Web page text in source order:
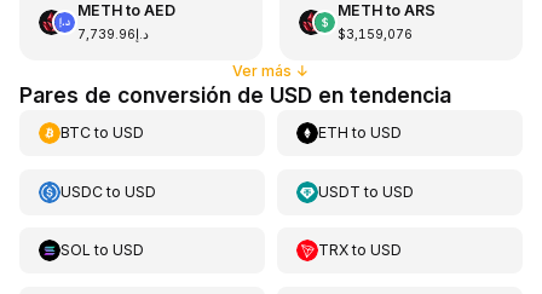
METHto AED
د.إ7,739.96
METHto ARS
$3,159,076
Ver más ↓
Pares de conversión de USD en tendencia
BTCto USD ETH toUSD
USDCto USD USDT toUSD
SOL to USD TRXtoUSD